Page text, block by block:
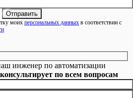
моих персональных данных в соответствии с
инженер по автоматизации
по всем вопросам